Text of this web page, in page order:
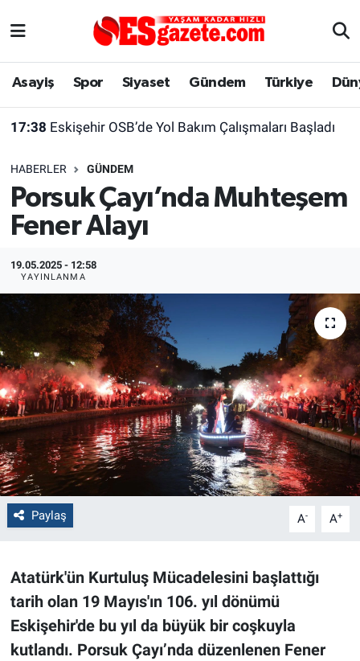
Asayiş Spor Siyaset Gündem Türkiye
17:38 Eskişehir OSB’de Yol Bakım Çalışmaları Başladı
HABERLER GÜNDEM
Porsuk Çayı’nda Muhteşem
Fener Alayı
19.05.2025 - 12:58
YAYINLANMA
Paylaş A- A+
Atatürk'ün Kurtuluş Mücadelesini başlattığı
tarih olan 19 Mayıs'ın 106. yıl dönümü
Eskişehir'de bu yıl da büyük bir coşkuyla
kutlandı. Porsuk Çayı’nda düzenlenen Fener
Asayiş
Gündem
Türkiye
Dünya
Sağlık
Alış-Veriş/İş dünyası
Yaşam
Eskişehirspor Arşivi
Eskişehir Arşivi
Röportaj
Ekonomi
Kültür Sanat
Politika
Bilecik
Kütahya
Gezi
Çevre
Yerel
Eskişehir Nöbetçi Eczaneler
Süper Lig Puan Durumu ve Fikstür
Tüm Manşetler
Son Dakika Haberleri
Haber Arşivi